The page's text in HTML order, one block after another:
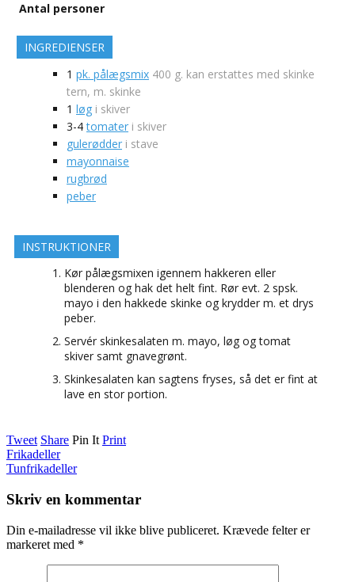
Antal personer
INGREDIENSER
1 pk. pålægsmix 400 g. kan erstattes med skinke
tern, m. skinke
1 løg i skiver
3-4 tomater i skiver
gulerødder i stave
mayonnaise
rugbrød
peber
INSTRUKTIONER
Kør pålægsmixen igennem hakkeren eller
blenderen og hak det helt fint. Rør evt. 2 spsk.
mayo i den hakkede skinke og krydder m. et drys
peber.
Servér skinkesalaten m. mayo, løg og tomat
skiver samt gnavegrønt.
Skinkesalaten kan sagtens fryses, så det er fint at
lave en stor portion.
Tweet Share Pin It Print
Frikadeller
Tunfrikadeller
Skriv en kommentar
Din e-mailadresse vil ikke blive publiceret. Krævede felter er
markeret med *